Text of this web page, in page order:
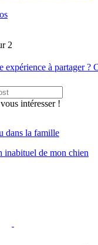
2
expérience à partager ?
intéresser !
dans la famille
inabituel de mon chien